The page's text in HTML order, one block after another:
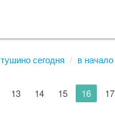
тушино сегодня в начало
13 14 15 16 17